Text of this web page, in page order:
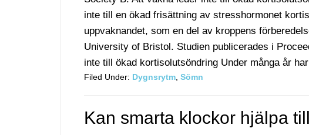
inte till en ökad frisättning av stresshormonet
uppvaknandet, som en del av kroppens
University of Bristol. Studien publicerades i
inte till ökad kortisolutsöndring Under många år
Filed Under: Dygnsrytm Sömn
Kan smarta klockor hjälpa